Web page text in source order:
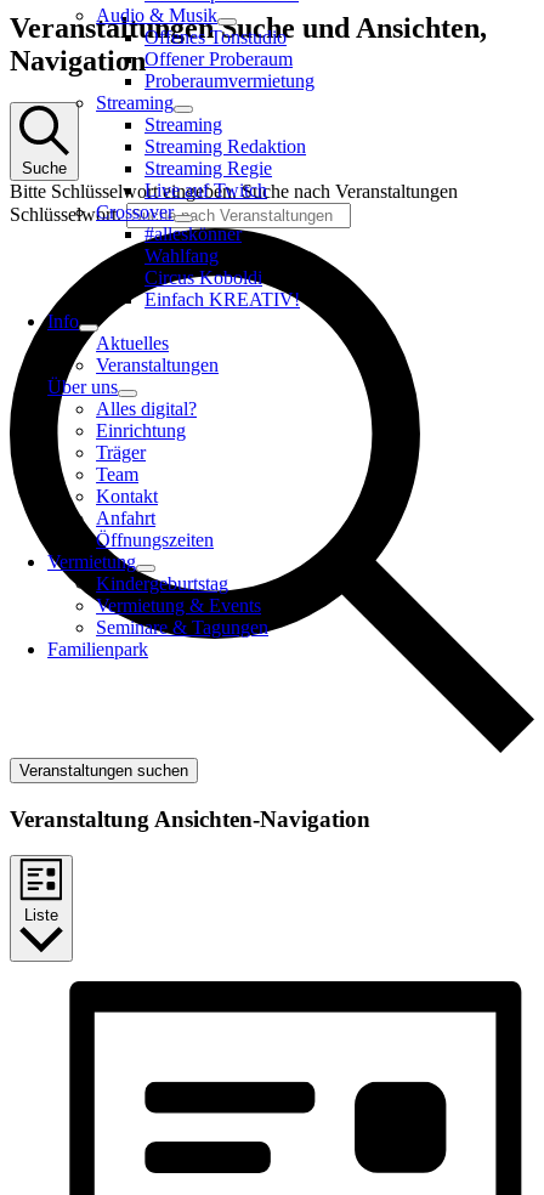
Audio & Musik
Offenes Tonstudio
Offener Proberaum
Proberaumvermietung
Streaming
Streaming
Streaming Redaktion
Streaming Regie
Live auf Twitch
Crossover
#alleskönner
Wahlfang
Circus Koboldi
Einfach KREATIV!
Info
Aktuelles
Veranstaltungen
Über uns
Alles digital?
Einrichtung
Träger
Team
Kontakt
Anfahrt
Öffnungszeiten
Vermietung
Kindergeburtstag
Vermietung & Events
Seminare & Tagungen
Familienpark
Veranstaltungen
Veranstaltungen Suche und Ansichten,
Navigation
Suche
Bitte Schlüsselwort eingeben. Suche nach Veranstaltungen
Schlüsselwort.
Veranstaltungen suchen
Veranstaltung Ansichten-Navigation
Liste